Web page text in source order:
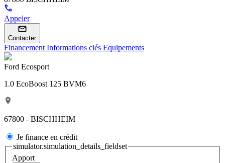
Appeler
Contacter
Financement Informations clés Equipements
Ford Ecosport
1.0 EcoBoost 125 BVM6
67800 - BISCHHEIM
Je finance en crédit
simulator.simulation_details_fieldset
Apport